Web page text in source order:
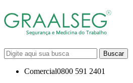
Buscar
Comercial0800 591 2401